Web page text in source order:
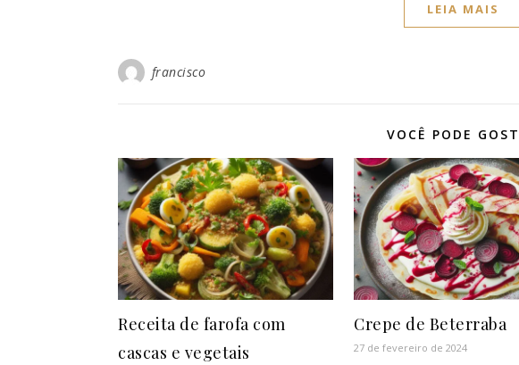
LEIA MAIS
francisco
VOCÊ PODE
Receita de farofa com
cascas e vegetais
Crepe de Beterraba
27 de fevereiro de 2024